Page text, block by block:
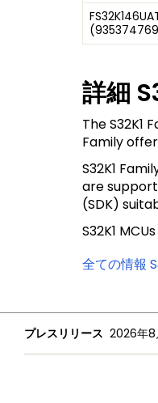
(
詳細
The
Family
S32K1
are
(SDK)
S32K1
全ての情報
プレスリリース 2026年8